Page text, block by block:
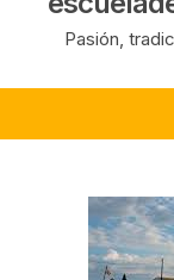
Pasión,